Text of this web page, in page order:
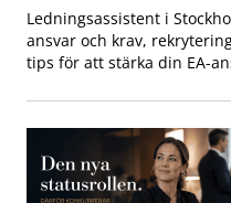
Ledningsassistent i
ansvar och krav,
tips för att stärka din EA-